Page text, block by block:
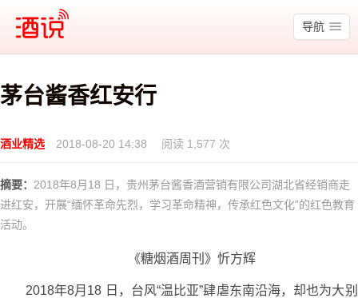
酒说
导航
茅台酱香红安行
酒业精选 2018-08-20 14:38 阅读 1,577 次
摘要： 2018年8月18 日，贵州茅台酱香酒营销有限公司湖北省经销商走
进红安，开展“缅怀革命先烈，学习革命精神，传承红色文化”的红色教育
活动。
《糖烟酒周刊》忻方辉
2018年8月18 日，台风“温比亚”肆虐东南沿海，却也为大别